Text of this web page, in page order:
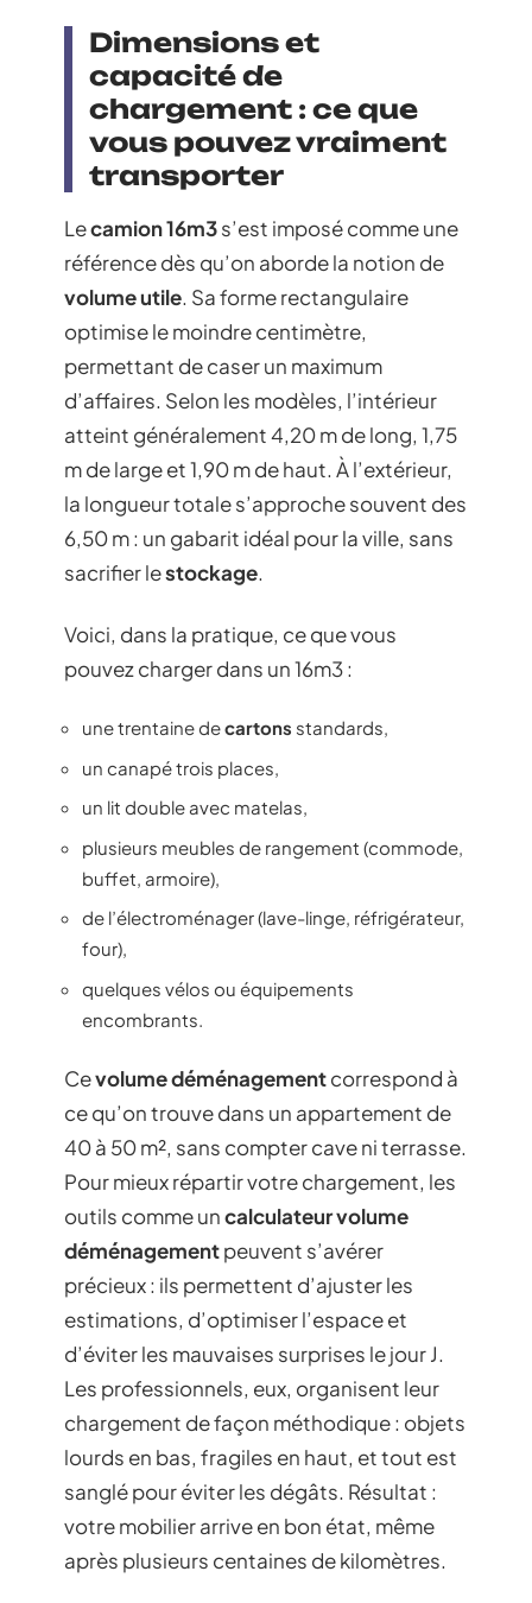
Dimensions et
capacité de
chargement : ce que
vous pouvez vraiment
transporter
Lecamion 16m3s’est imposé comme une
référence dès qu’on aborde la notion de
volume utile. Sa forme rectangulaire
optimise le moindre centimètre,
permettant de caser un maximum
d’affaires. Selon les modèles, l’intérieur
atteint généralement 4,20 m de long, 1,75
m de large et 1,90 m de haut. À l’extérieur,
la longueur totale s’approche souvent des
6,50 m : un gabarit idéal pour la ville, sans
sacrifier lestockage.
Voici, dans la pratique, ce que vous
pouvez charger dans un 16m3 :
une trentaine decartons standards,
un canapé trois places,
un lit double avec matelas,
plusieurs meubles de rangement (commode,
buffet, armoire),
de l’électroménager (lave-linge, réfrigérateur,
four),
quelques vélos ou équipements
encombrants.
Cevolume déménagementcorrespond à
ce qu’on trouve dans un appartement de
40 à 50 m², sans compter cave ni terrasse.
Pour mieux répartir votre chargement, les
outils comme uncalculateur volume
déménagementpeuvent s’avérer
précieux : ils permettent d’ajuster les
estimations, d’optimiser l’espace et
d’éviter les mauvaises surprises le jour J.
Les professionnels, eux, organisent leur
chargement de façon méthodique : objets
lourds en bas, fragiles en haut, et tout est
sanglé pour éviter les dégâts. Résultat :
votre mobilier arrive en bon état, même
après plusieurs centaines de kilomètres.